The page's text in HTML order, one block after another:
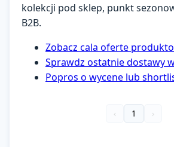
kolekcji pod sklep, punkt
B2B.
Zobacz cala oferte
Sprawdz ostatnie dostawy
Popros o wycene lub
‹ 1 ›